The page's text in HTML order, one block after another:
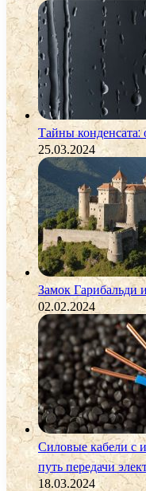
Тайны конденсата:
25.03.2024
Замок Гарибальди
02.02.2024
Силовые кабели с
путь передачи
18.03.2024